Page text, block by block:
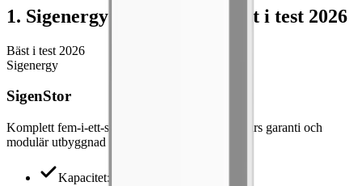
1. Sigenergy SigenStor — Bäst i test 2026
Bäst i test 2026
Sigenergy
SigenStor
Komplett fem-i-ett-system med AI-styrning, 15 års garanti och
modulär utbyggnad upp till 54 kWh.
Kapacitet: